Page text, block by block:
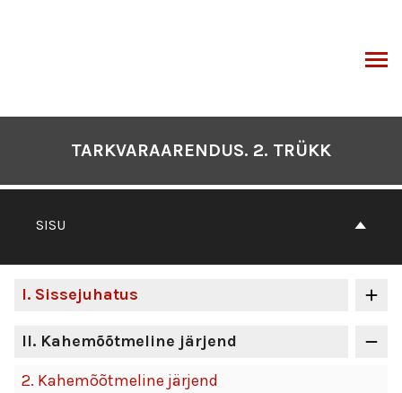
SISU
I. Sissejuhatus
II. Kahemõõtmeline järjend
2. Kahemõõtmeline järjend
TARKVARAARENDUS. 2. TRÜKK